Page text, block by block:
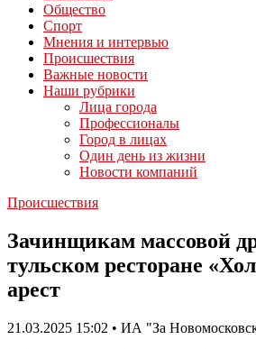
Общество
Спорт
Мнения и интервью
Происшествия
Важные новости
Наши рубрики
Лица города
Профессионалы
Город в лицах
Один день из жизни
Новости компаний
Происшествия
Зачинщикам массовой
тульском ресторане
арест
21.03.2025 15:02 • ИА "За